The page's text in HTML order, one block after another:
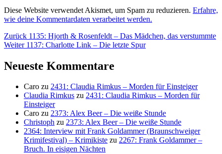
Diese Website verwendet Akismet, um Spam zu reduzieren. Erfahre,
wie deine Kommentardaten verarbeitet werden.
Beitragsnavigation
Zurück Vorheriger
Beitrag:
1135: Hjorth & Rosenfeldt – Das Mädchen, das verstummte
Weiter Nächster
1137: Charlotte Link – Die letzte Spur
Neueste Kommentare
Caro zu 2431: Claudia Rimkus – Morden für Einsteiger
Claudia Rimkus zu 2431: Claudia Rimkus – Morden für
Einsteiger
Caro zu 2373: Alex Beer – Die weiße Stunde
Christoph zu 2373: Alex Beer – Die weiße Stunde
2364: Interview mit Frank Goldammer (Braunschweiger
Krimifestival) – Krimikiste zu 2267: Frank Goldammer –
Bruch. In eisigen Nächten